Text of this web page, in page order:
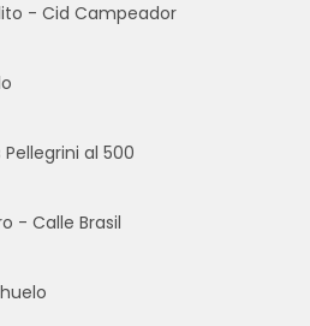
- Cid Campeador
al 500
- Calle Brasil